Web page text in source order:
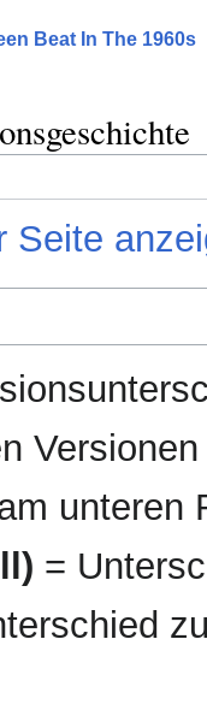
Beat In The 1960s
Seite
unteren
=